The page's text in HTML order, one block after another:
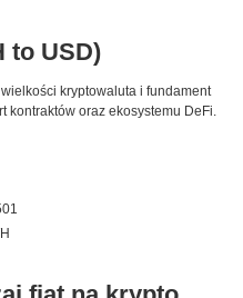
to USD)
kryptowaluta i fundament
kontraktów oraz ekosystemu DeFi.